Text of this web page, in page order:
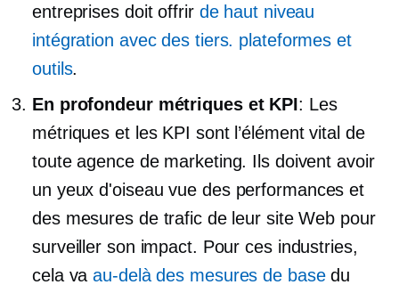
entreprises doit offrir de haut niveau
intégration avecdes tiers. plateformes et
outils.
En profondeurmétriques et KPI: Les
métriques et les KPI sont l’élément vital de
toute agence de marketing. Ils doivent avoir
un yeux d'oiseau vue des performances et
des mesures de trafic de leur site Web pour
surveiller son impact. Pour ces industries,
cela vaau-delà des mesures de basedu